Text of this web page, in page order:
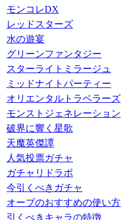
モンコレDX
レッドスターズ
水の遊宴
グリーンファンタジー
スターライトミラージュ
ミッドナイトパーティー
オリエンタルトラベラーズ
モンストジェネレーション
破界に響く星歌
天魔英傑譚
人気投票ガチャ
ガチャリドラボ
今引くべきガチャ
オーブのおすすめの使い方
引くべきキャラの特徴